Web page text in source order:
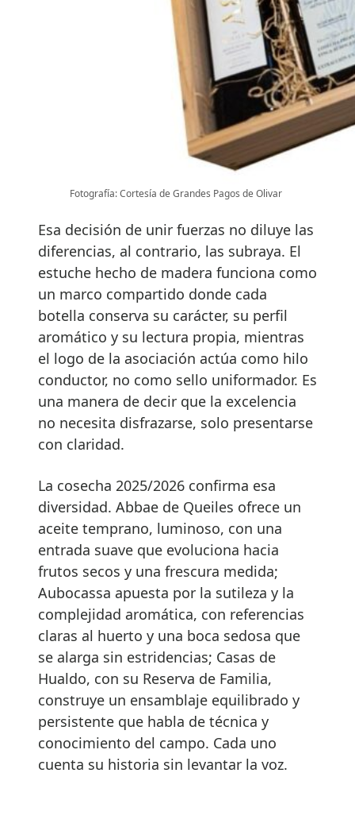
Fotografía: Cortesía de Grandes Pagos de Olivar
Esa decisión de unir fuerzas no diluye las
diferencias, al contrario, las subraya. El
estuche hecho de madera funciona como
un marco compartido donde cada
botella conserva su carácter, su perfil
aromático y su lectura propia, mientras
el logo de la asociación actúa como hilo
conductor, no como sello uniformador. Es
una manera de decir que la excelencia
no necesita disfrazarse, solo presentarse
con claridad.
La cosecha 2025/2026 confirma esa
diversidad. Abbae de Queiles ofrece un
aceite temprano, luminoso, con una
entrada suave que evoluciona hacia
frutos secos y una frescura medida;
Aubocassa apuesta por la sutileza y la
complejidad aromática, con referencias
claras al huerto y una boca sedosa que
se alarga sin estridencias; Casas de
Hualdo, con su Reserva de Familia,
construye un ensamblaje equilibrado y
persistente que habla de técnica y
conocimiento del campo. Cada uno
cuenta su historia sin levantar la voz.